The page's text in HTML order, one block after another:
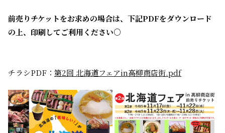
前売りチケットをお求めの場合は、下記PDFをダウンロード
の上、印刷してご利用ください○
チラシPDF： 第2回 北海道フェアin高柳商店街.pdf